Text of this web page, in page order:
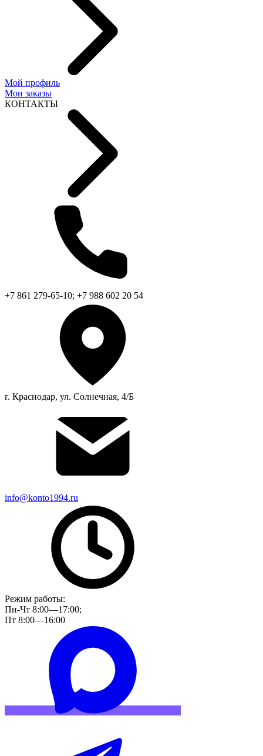
Мой профиль
Мои заказы
КОНТАКТЫ
+7 861 279-65-10; +7 988 602 20 54
г. Краснодар, ул. Солнечная, 4/Б
info@konto1994.ru
Режим работы:
Пн-Чт 8:00—17:00;
Пт 8:00—16:00